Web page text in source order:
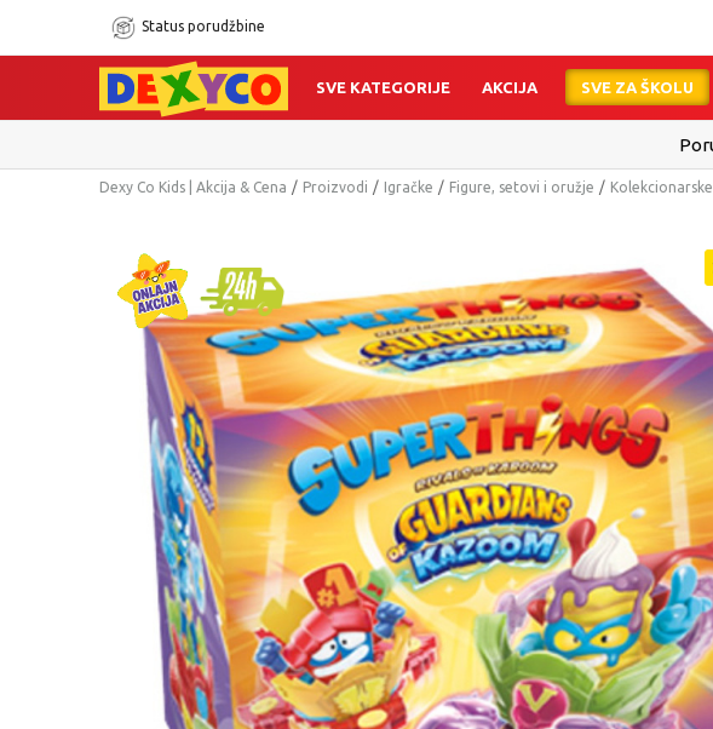
Status porudžbine
SVE KATEGORIJE AKCIJA SVE ZA ŠKOLU
Dexy Co Kids | Akcija & Cena Proizvodi Igračke Figure, setovi i oružje